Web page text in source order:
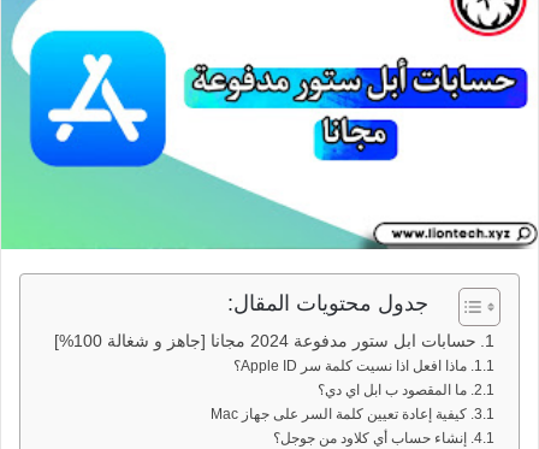
جدول محتويات المقال:
حسابات ابل ستور مدفوعة 2024 مجانا [جاهز و شغالة 100%]
ماذا افعل اذا نسيت كلمة سر Apple ID؟
ما المقصود ب ابل اي دي؟
كيفية إعادة تعيين كلمة السر على جهاز Mac
إنشاء حساب أي كلاود من جوجل؟